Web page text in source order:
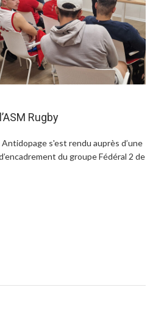
Rugby
s'est rendu auprès d’une
du groupe Fédéral 2 de